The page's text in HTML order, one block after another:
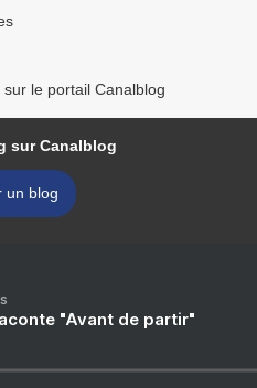
le portail Canalblog
sur Canalblog
un blog
"Avant de partir"